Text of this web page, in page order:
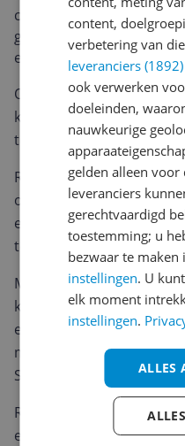
cm brede kassa's.
gebruiken voor de
elke andere fabrikant.
Onderconstructie voor
kassalade in een paar
toonbank of tafelblad.
Robuust - Onze
om stabiliteit en
een stevige bevestiging
toonbank
Multifunctioneel - Met de
kassa's van ACROPAQ
eenvoudig als onderbalie
montagerail werkt ook
Safescan.
Roestbestendig- De rails
een speciale coating.
content,
verbetering van
leveranciers (1892)
ook verwerken
doeleinden,
nauwkeurige
gelden alleen voor
leveranciers
gerechtvaardigd
toestemming; u
bezwaar te
instellingen. U
elk moment
instellingen.
ALLES